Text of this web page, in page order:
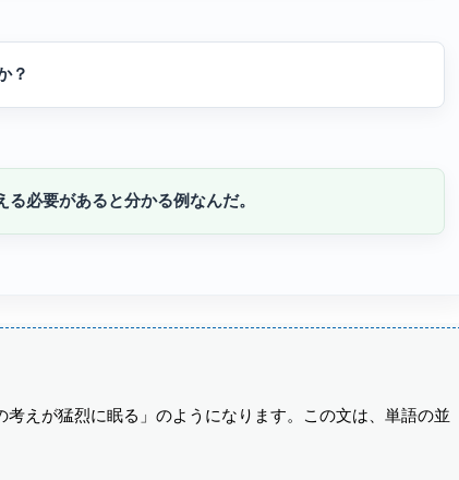
？
必要があると分かる例なんだ。
えが猛烈に眠る」のようになります。この文は、単語の並